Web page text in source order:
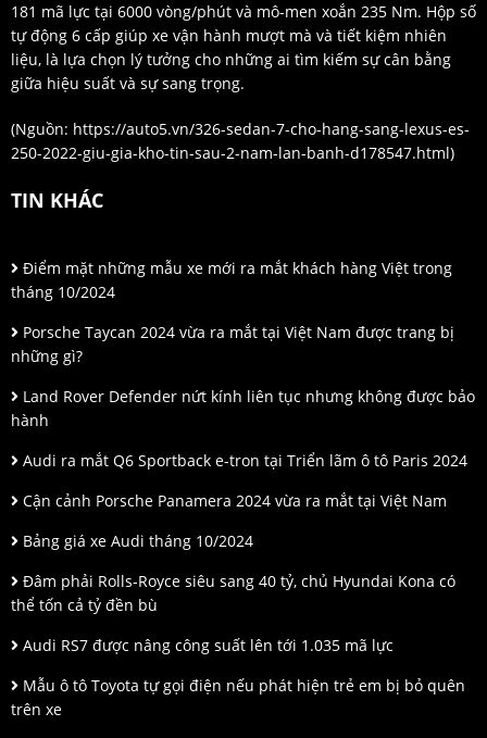
181 mã lực tại 6000 vòng/phút và mô-men xoắn 235 Nm. Hộp số
tự động 6 cấp giúp xe vận hành mượt mà và tiết kiệm nhiên
liệu, là lựa chọn lý tưởng cho những ai tìm kiếm sự cân bằng
giữa hiệu suất và sự sang trọng.​
(Nguồn: https://auto5.vn/326-sedan-7-cho-hang-sang-lexus-es-
250-2022-giu-gia-kho-tin-sau-2-nam-lan-banh-d178547.html)
TIN KHÁC
Điểm mặt những mẫu xe mới ra mắt khách hàng Việt trong
tháng 10/2024
Porsche Taycan 2024 vừa ra mắt tại Việt Nam được trang bị
những gì?
Land Rover Defender nứt kính liên tục nhưng không được bảo
hành
Audi ra mắt Q6 Sportback e-tron tại Triển lãm ô tô Paris 2024
Cận cảnh Porsche Panamera 2024 vừa ra mắt tại Việt Nam
Bảng giá xe Audi tháng 10/2024
Đâm phải Rolls-Royce siêu sang 40 tỷ, chủ Hyundai Kona có
thể tốn cả tỷ đền bù
Audi RS7 được nâng công suất lên tới 1.035 mã lực
Mẫu ô tô Toyota tự gọi điện nếu phát hiện trẻ em bị bỏ quên
trên xe